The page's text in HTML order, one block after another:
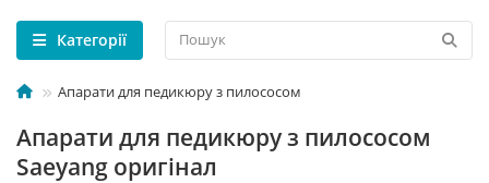
Категорії
Апарати для педикюру з пилососом
Апарати для педикюру з пилососом
Saeyang оригінал